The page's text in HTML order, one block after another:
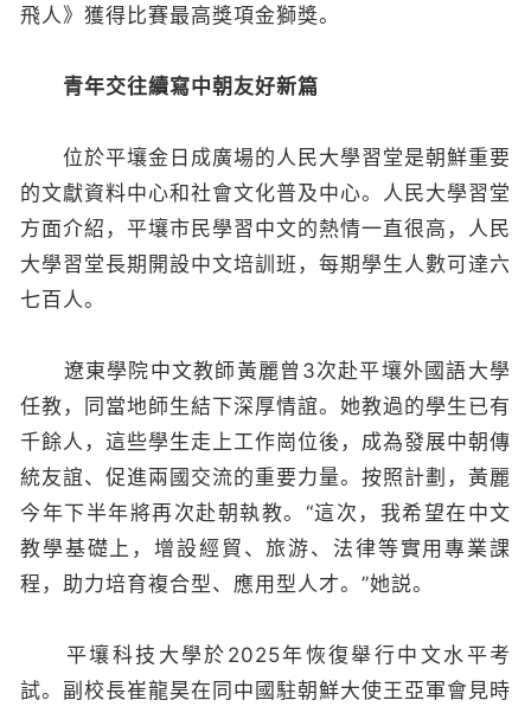
飛人》獲得比賽最高獎項金獅獎。
青年交往續寫中朝友好新篇
位於平壤金日成廣場的人民大學習堂是朝鮮重要
的文獻資料中心和社會文化普及中心。人民大學習堂
方面介紹，平壤市民學習中文的熱情一直很高，人民
大學習堂長期開設中文培訓班，每期學生人數可達六
七百人。
遼東學院中文教師黃麗曾3次赴平壤外國語大學
任教，同當地師生結下深厚情誼。她教過的學生已有
千餘人，這些學生走上工作崗位後，成為發展中朝傳
統友誼、促進兩國交流的重要力量。按照計劃，黃麗
今年下半年將再次赴朝執教。“這次，我希望在中文
教學基礎上，增設經貿、旅游、法律等實用專業課
程，助力培育複合型、應用型人才。”她説。
平壤科技大學於2025年恢復舉行中文水平考
試。副校長崔龍昊在同中國駐朝鮮大使王亞軍會見時